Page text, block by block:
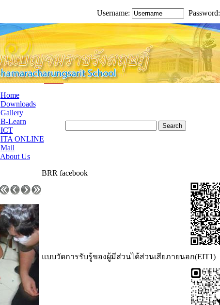
Username: Password:
Home
Downloads
Gallery
B-Learn
ICT
ITA ONLINE
Mail
About Us
BRR facebook
แบบวัดการรับรู้ของผู้มีส่วนได้ส่วนเสียภายนอก(EIT1)